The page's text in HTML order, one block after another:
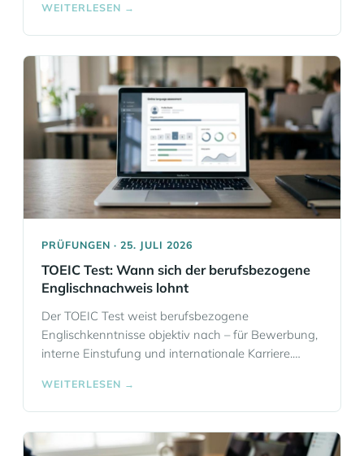
Prüfungsvorbereitung, Sprechzeit und
Hybridmodelle.
WEITERLESEN →
PRÜFUNGEN · 25. JULI 2026
TOEIC Test: Wann sich der berufsbezogene
Englischnachweis lohnt
Der TOEIC Test weist berufsbezogene
Englischkenntnisse objektiv nach – für Bewerbung,
interne Einstufung und internationale Karriere.
Alternativen es gibt und wie Sie sich vorbereiten.
WEITERLESEN →